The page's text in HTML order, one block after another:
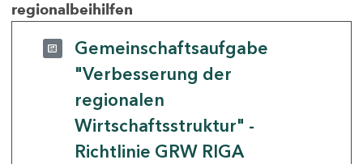
regionalbeihilfen
Gemeinschaftsaufgabe
"Verbesserung der
regionalen
Wirtschaftsstruktur" -
Richtlinie GRW RIGA